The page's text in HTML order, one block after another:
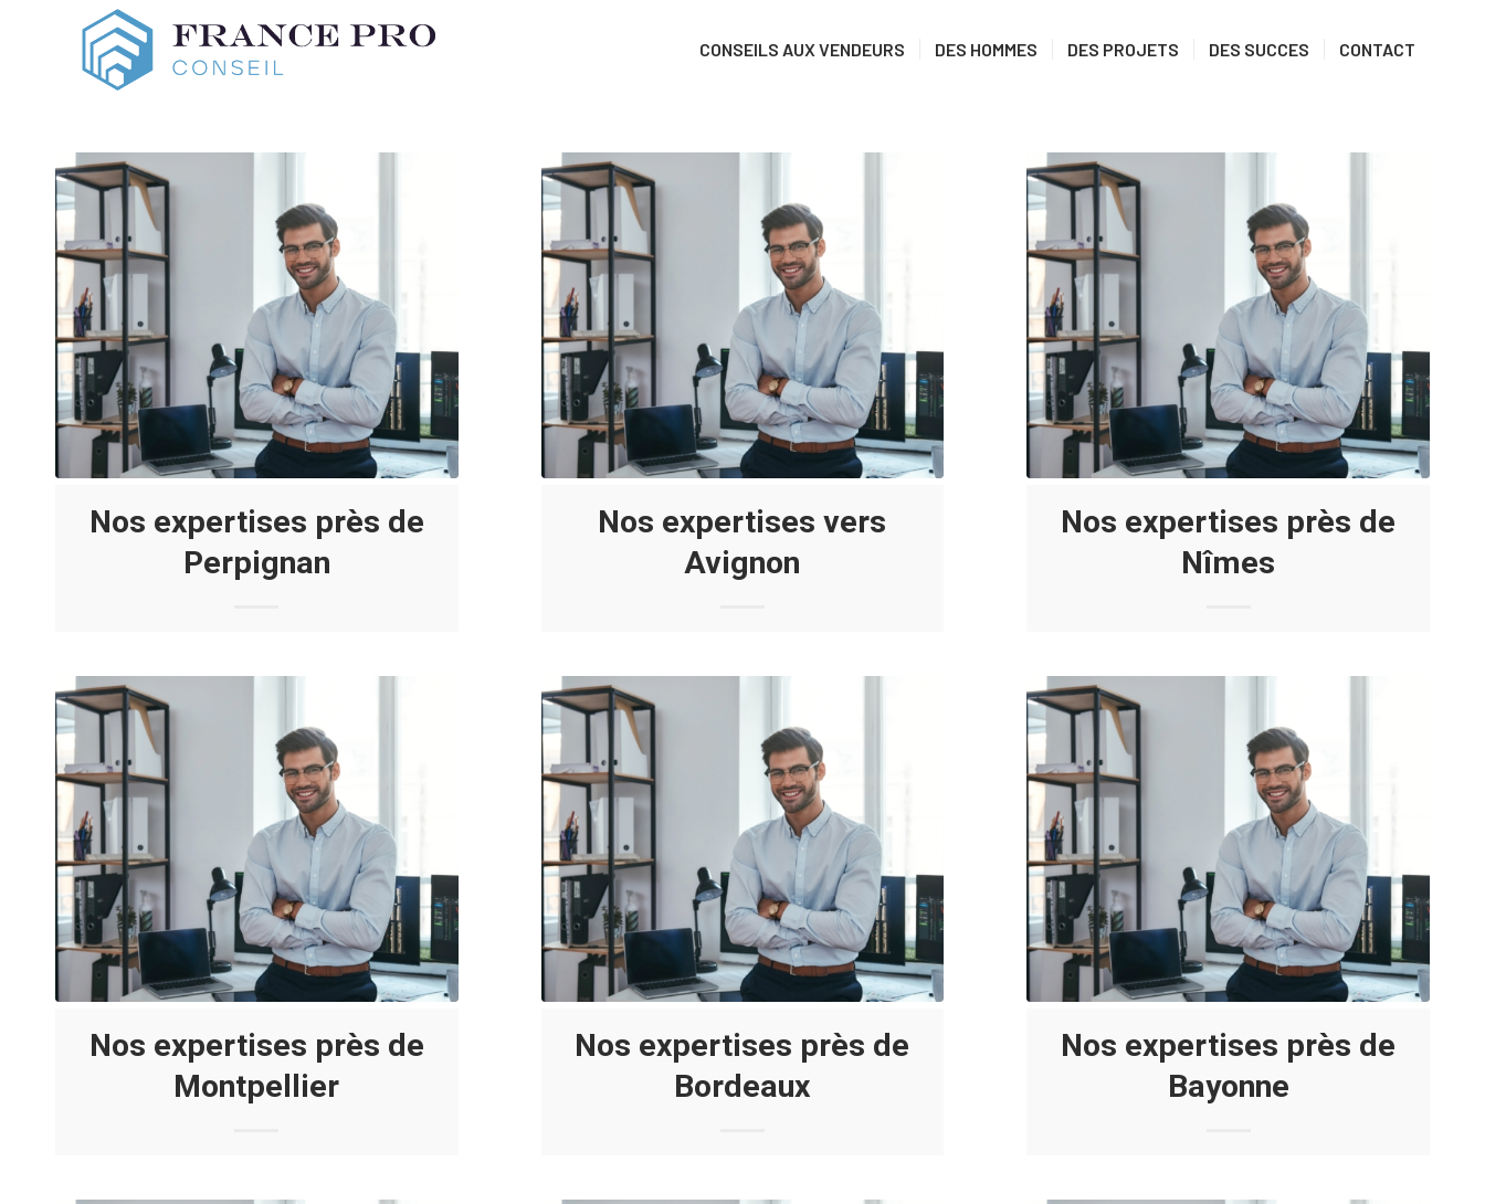
CONSEILS AUX VENDEURS DES HOMMES DES PROJETS DES SUCCES CONTACT
Nos expertises près de
Perpignan
Nos expertises vers
Avignon
Nos expertises près de
Nîmes
Nos expertises près de
Montpellier
Nos expertises près de
Bordeaux
Nos expertises près de
Bayonne